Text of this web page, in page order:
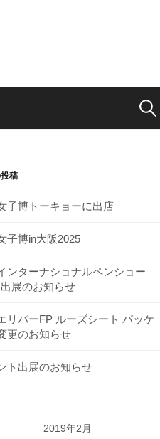
検
稿
子博トーキョーに出店
子博in大阪2025
ンターナショナルペンショー
展のお知らせ
リバーFP ルーズシート パッケ
更のお知らせ
ト出展のお知らせ
2019年2月